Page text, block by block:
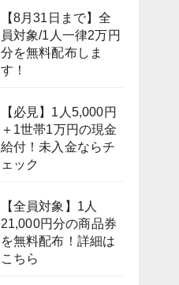
【8月31日まで】全
員対象/1人一律2万円
分を無料配布しま
す！
【必見】1人5,000円
＋1世帯1万円の現金
給付！未入金ならチ
ェック
【全員対象】1人
21,000円分の商品券
を無料配布！詳細は
こちら